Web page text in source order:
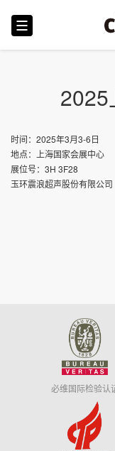
行业
产品
2025
时间：2025年3月3-6日
地点：上海国家会展中心
展位号：3H 3F28
玉环震浪超声股份有限公司
必维国际检验认